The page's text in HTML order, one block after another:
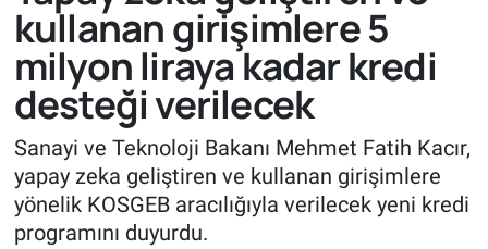
kullanan girişimlere 5
milyon liraya kadar kredi
desteği verilecek
Sanayi ve Teknoloji Bakanı Mehmet Fatih Kacır,
yapay zeka geliştiren ve kullanan girişimlere
yönelik KOSGEB aracılığıyla verilecek yeni kredi
programını duyurdu.
Tüm Manşetler
Son Dakika Haberleri
Haber Arşivi